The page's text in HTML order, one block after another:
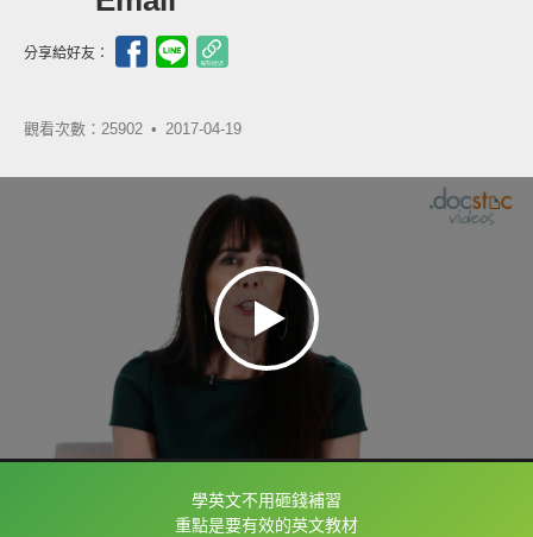
分享給好友：
觀看次數：25902 • 2017-04-19
學英文不用砸錢補習
重點是要有效的英文教材
框選或點兩下字幕可以直接查字典喔！